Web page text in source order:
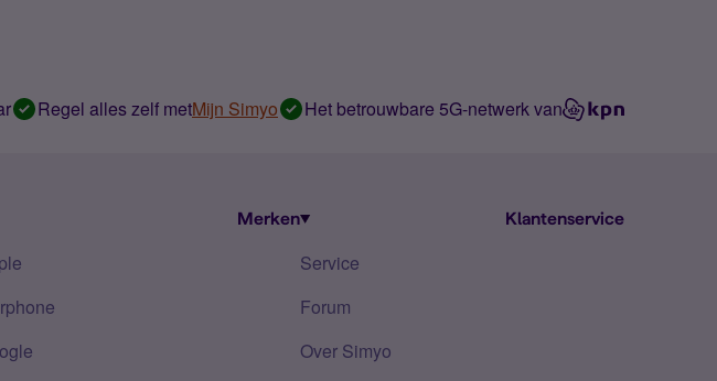
Regel alles zelf metMijn Simyo Het betrouwbare 5G-netwerk van
Merken Klantenservice
Service
Forum
Over Simyo